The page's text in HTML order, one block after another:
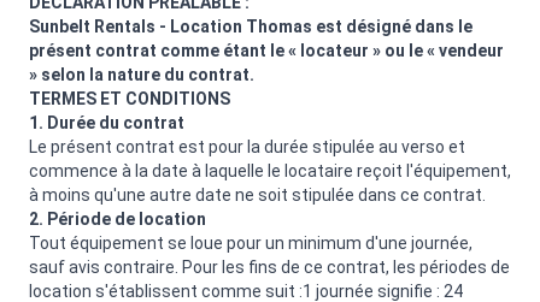
Sunbelt Rentals - Location Thomas est désigné dans le
présent contrat comme étant le « locateur » ou le « vendeur
» selon la nature du contrat.
TERMES ET CONDITIONS
1. Durée du contrat
Le présent contrat est pour la durée stipulée au verso et
commence à la date à laquelle le locataire reçoit l'équipement,
à moins qu'une autre date ne soit stipulée dans ce contrat.
2. Période de location
Tout équipement se loue pour un minimum d'une journée,
sauf avis contraire. Pour les fins de ce contrat, les périodes de
location s'établissent comme suit :1 journée signifie : 24